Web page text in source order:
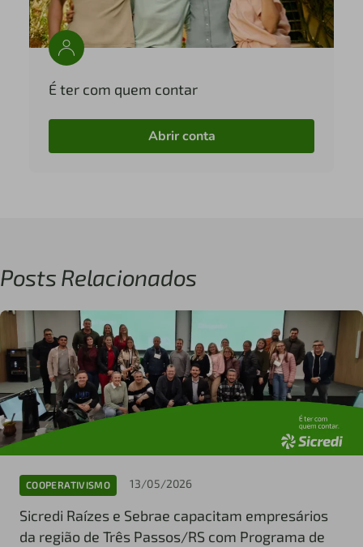
É ter com quem contar
Abrir conta
Posts Relacionados
COOPERATIVISMO 13/05/2026
Sicredi Raízes e Sebrae capacitam empresários
da região de Três Passos/RS com Programa de